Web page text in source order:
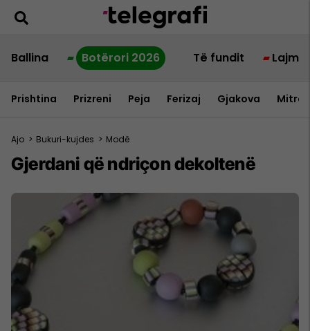
Ballina Botërori 2026 Të fundit Lajme
Prishtina Prizreni Peja Ferizaj Gjakova
Ajo > Bukuri-kujdes > Modë
Gjerdani që ndriçon dekoltenë